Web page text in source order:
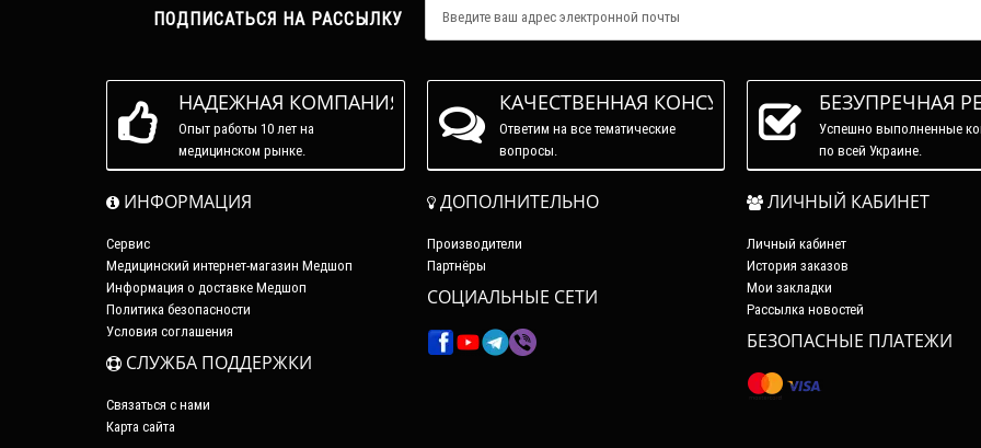
ПОДПИСАТЬСЯ НА РАССЫЛКУ
НАДЕЖНАЯ КОМПАНИЯ
Опыт работы 10 лет на
медицинском рынке.
КАЧЕСТВЕННАЯ КОНСУЛЬТАЦИЯ
Ответим на все тематические
вопросы.
БЕЗУПРЕЧНАЯ
Успешно выполненные
по всей Украине.
ИНФОРМАЦИЯ
Сервис
Медицинский интернет-магазин Медшоп
Информация о доставке Медшоп
Политика безопасности
Условия соглашения
СЛУЖБА ПОДДЕРЖКИ
Связаться с нами
Карта сайта
ДОПОЛНИТЕЛЬНО
Производители
Партнёры
СОЦИАЛЬНЫЕ СЕТИ
ЛИЧНЫЙ КАБИНЕТ
Личный кабинет
История заказов
Мои закладки
Рассылка новостей
БЕЗОПАСНЫЕ ПЛАТЕЖИ